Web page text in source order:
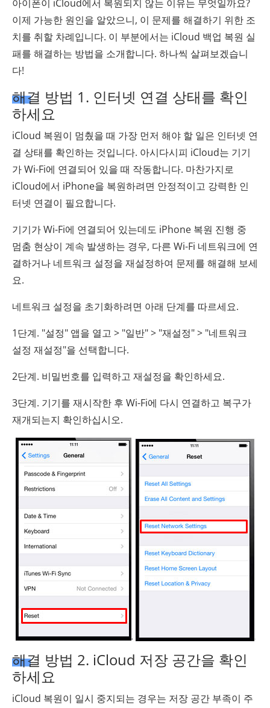
아이폰이 iCloud에서 복원되지 않는 이유는 무엇일까요?
이제 가능한 원인을 알았으니, 이 문제를 해결하기 위한 조
치를 취할 차례입니다. 이 부분에서는 iCloud 백업 복원 실
패를 해결하는 방법을 소개합니다. 하나씩 살펴보겠습니
다!
해결 방법 1. 인터넷 연결 상태를 확인
하세요
iCloud 복원이 멈췄을 때 가장 먼저 해야 할 일은 인터넷 연
결 상태를 확인하는 것입니다. 아시다시피 iCloud는 기기
가 Wi-Fi에 연결되어 있을 때 작동합니다. 마찬가지로
iCloud에서 iPhone을 복원하려면 안정적이고 강력한 인
터넷 연결이 필요합니다.
기기가 Wi-Fi에 연결되어 있는데도 iPhone 복원 진행 중
멈춤 현상이 계속 발생하는 경우, 다른 Wi-Fi 네트워크에 연
결하거나 네트워크 설정을 재설정하여 문제를 해결해 보세
요.
네트워크 설정을 초기화하려면 아래 단계를 따르세요.
1단계. "설정" 앱을 열고 > "일반" > "재설정" > "네트워크
설정 재설정"을 선택합니다.
2단계. 비밀번호를 입력하고 재설정을 확인하세요.
3단계. 기기를 재시작한 후 Wi-Fi에 다시 연결하고 복구가
재개되는지 확인하십시오.
해결 방법 2. iCloud 저장 공간을 확인
하세요
iCloud 복원이 일시 중지되는 경우는 저장 공간 부족이 주